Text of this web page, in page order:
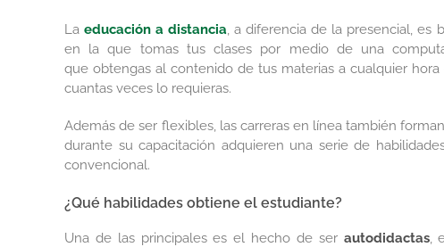
Laeducación a distancia, a diferencia de la presencial, es
en la que tomas tus clases por medio de una
que obtengas al contenido de tus materias a cualquier
cuantas veces lo requieras.
Además de ser flexibles, las carreras en línea también
durante su capacitación adquieren una serie de
convencional.
¿Qué habilidades obtiene el estudiante?
Una de las principales es el hecho de ser autodidactas,